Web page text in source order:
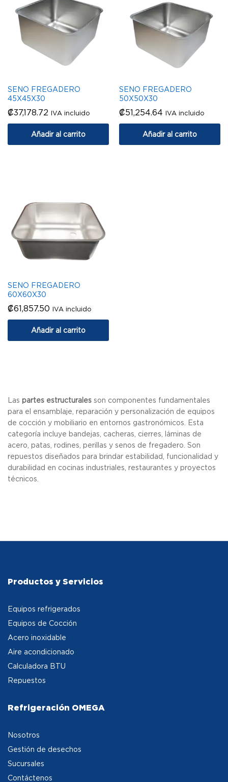
SENO FREGADERO
45X45X30
₡37,178.72 IVA incluido
Añadir al carrito
SENO FREGADERO
50X50X30
₡51,254.64 IVA incluido
Añadir al carrito
SENO FREGADERO
60X60X30
₡61,857.50 IVA incluido
Añadir al carrito
Las partes estructurales son componentes fundamentales
para el ensamblaje, reparación y personalización de equipos
de cocción y mobiliario en entornos gastronómicos. Esta
categoría incluye bandejas, cacheras, cierres, láminas de
acero, patas, rodines, perillas y senos de fregadero. Son
repuestos diseñados para brindar estabilidad, funcionalidad y
durabilidad en cocinas industriales, restaurantes y proyectos
técnicos.
Productos y Servicios
Equipos refrigerados
Equipos de Cocción
Acero inoxidable
Aire acondicionado
Calculadora BTU
Repuestos
Refrigeración OMEGA
Nosotros
Gestión de desechos
Sucursales
Contáctenos